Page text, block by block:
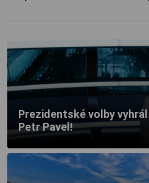
Prezidentské volby
Petr Pavel!